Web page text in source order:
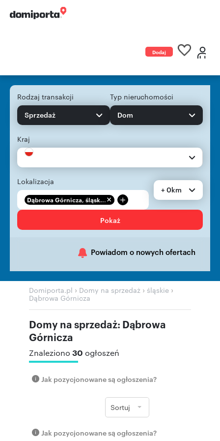
Dodaj
Rodzaj transakcji
Sprzedaż
Typ nieruchomości
Dom
Kraj
Lokalizacja
Dąbrowa Górnicza, śląsk... +
+ 0km
Pokaż
Powiadom o nowych ofertach
Domiporta.pl › Domy na sprzedaż › śląskie ›
Dąbrowa Górnicza
Domy na sprzedaż: Dąbrowa
Górnicza
Znaleziono 30 ogłoszeń
Jak pozycjonowane są ogłoszenia?
Sortuj
Jak pozycjonowane są ogłoszenia?